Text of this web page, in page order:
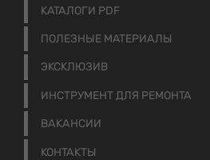
КАТАЛОГИ PDF
ПОЛЕЗНЫЕ МАТЕРИАЛЫ
ЭКСКЛЮЗИВ
ИНСТРУМЕНТ ДЛЯ РЕМОНТА
ВАКАНСИИ
КОНТАКТЫ